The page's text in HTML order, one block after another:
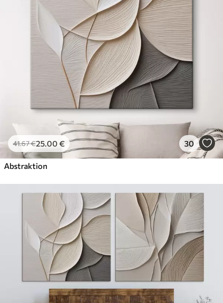
Leinwandähnliche Oberfläche
Umweltfreundlich
Künstliche Leinwand
29 €
Lebendige, satte Farben
Lichtecht
Sichere, geruchlose Tinten
Leinwandähnliche Oberfläche
Umweltfreundlich
Öko-Premium
Von36.00€
Sichere, geruchlose Tinten
Leinwandähnliche Oberfläche
Umweltfreundlich
41.67€25.00 € 30
Abstraktion